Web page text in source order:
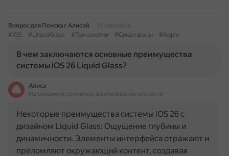
Вопрос для Поиска с Алисой
10 сентября
#IOS
#LiquidGlass #Технологии #Смартфоны #Apple
В чем заключаются основные преимущества
системы iOS 26 Liquid Glass?
Алиса
На основе источников, возможны неточности
Некоторые преимущества системы iOS 26 с
дизайном Liquid Glass: Ощущение глубины и
динамичности. Элементы интерфейса отражают и
преломляют окружающий контент, создавая